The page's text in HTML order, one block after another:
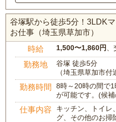
谷塚駅から徒歩5分！3LDK
お仕事（埼玉県草加市）
時給 1,500〜1,860円
勤務地
谷塚 徒歩5分
（埼玉県草加市付
勤務時間
8時～20時の間で
が可能です。(候
仕事内容
キッチン、トイレ
グ、その他のお掃